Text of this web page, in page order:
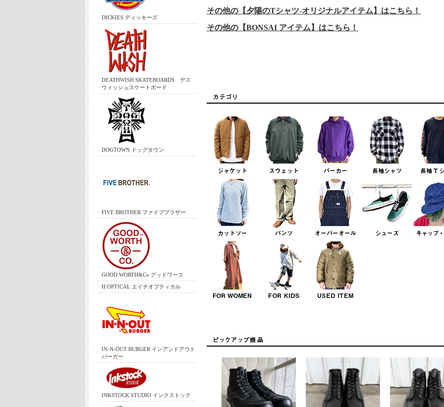
DICKIES ディッキーズ
DEATHWISH SKATEBOARDS デス
ウィッシュスケートボード
DOGTOWN ドッグタウン
FIVE BROTHER ファイブブラザー
GOOD WORTH&Co グッドワース
H OPTICAL エイチオプティカル
IN-N-OUT BURGER インアンドアウト
バーガー
INKSTOCK STUDIO インクストック
その他の【夕陽のTシャツ-オリジナルアイテム】はこちら！
その他の【BONSAI アイテム】はこちら！